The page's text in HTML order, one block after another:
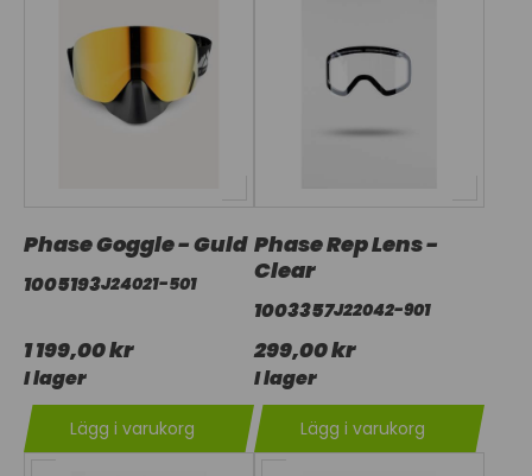
Phase Goggle - Guld
1005193J24021-501
1 199,00 kr
I lager
Lägg i varukorg
Phase Rep Lens -
Clear
1003357J22042-901
299,00 kr
I lager
Lägg i varukorg